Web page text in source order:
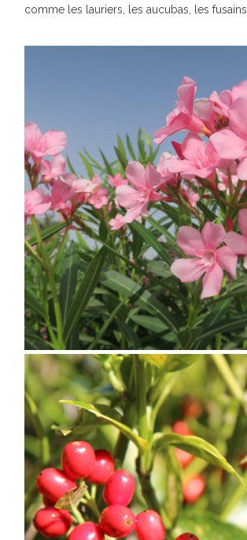
comme les lauriers, les aucubas, les